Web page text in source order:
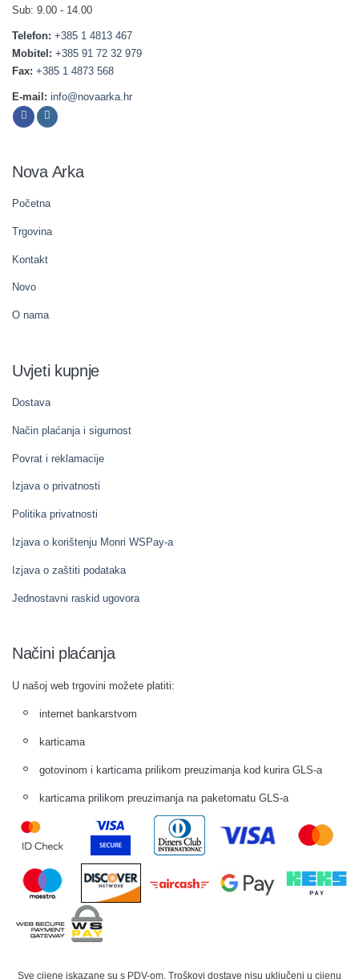
Sub: 9.00 - 14.00
Telefon: +385 1 4813 467
Mobitel: +385 91 72 32 979
Fax: +385 1 4873 568
E-mail: info@novaarka.hr
Nova Arka
Početna
Trgovina
Kontakt
Novo
O nama
Uvjeti kupnje
Dostava
Način plaćanja i sigurnost
Povrat i reklamacije
Izjava o privatnosti
Politika privatnosti
Izjava o korištenju Monri WSPay-a
Izjava o zaštiti podataka
Jednostavni raskid ugovora
Načini plaćanja
U našoj web trgovini možete platiti:
internet bankarstvom
karticama
gotovinom i karticama prilikom preuzimanja kod kurira GLS-a
karticama prilikom preuzimanja na paketomatu GLS-a
Sve cijene iskazane su s PDV-om. Troškovi dostave nisu uključeni u cijenu